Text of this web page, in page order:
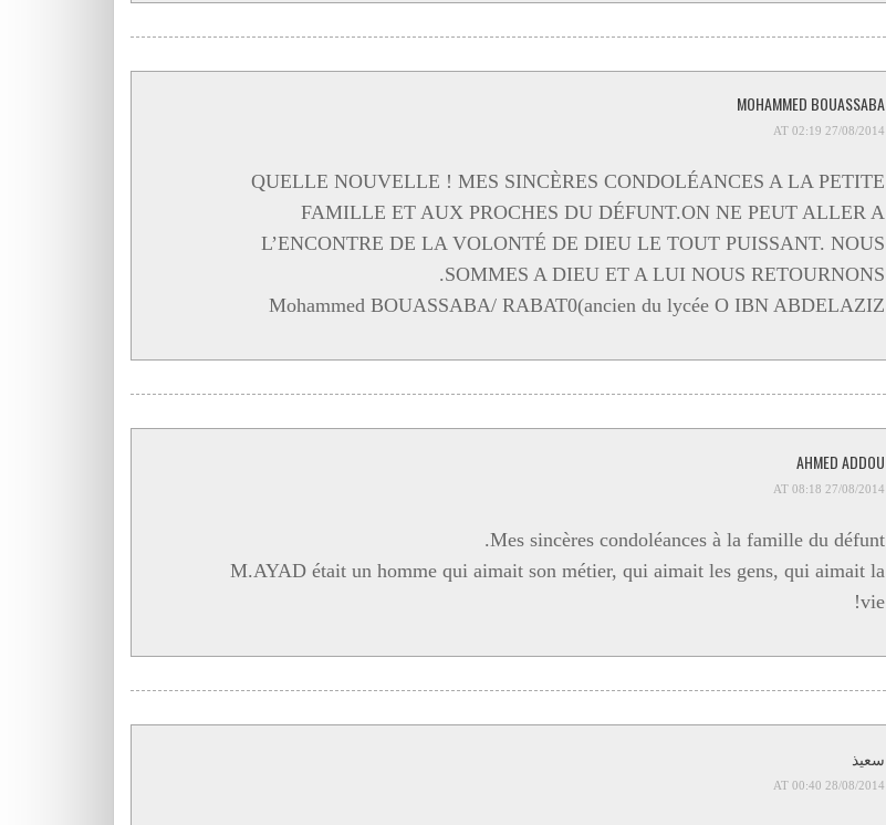
MOHAMMED BOUASSABA
27/08/2014 AT 02:19
QUELLE NOUVELLE ! MES SINCÈRES CONDOLÉANCES A LA PETITE
FAMILLE ET AUX PROCHES DU DÉFUNT.ON NE PEUT ALLER A
L’ENCONTRE DE LA VOLONTÉ DE DIEU LE TOUT PUISSANT. NOUS
SOMMES A DIEU ET A LUI NOUS RETOURNONS.
Mohammed BOUASSABA/ RABAT0(ancien du lycée O IBN ABDELAZIZ
AHMED ADDOU
27/08/2014 AT 08:18
Mes sincères condoléances à la famille du défunt.
M.AYAD était un homme qui aimait son métier, qui aimait les gens, qui aimait la
vie!
سعيذ
28/08/2014 AT 00:40